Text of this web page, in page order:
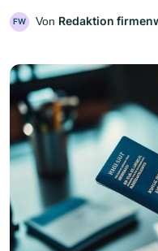
FW Von Redaktion